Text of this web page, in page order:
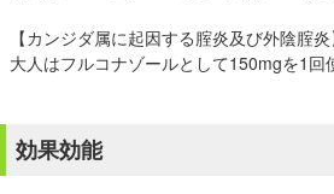
【カンジダ属に起因する腟炎及び外陰腟炎
大人はフルコナゾールとして150mgを1回
効果効能